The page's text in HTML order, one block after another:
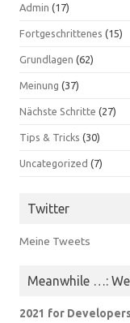
Admin (17)
Fortgeschrittenes (15)
Grundlagen (62)
Meinung (37)
Nächste Schritte (27)
Tips & Tricks (30)
Uncategorized (7)
Twitter
Meine Tweets
Meanwhile …:
2021 for